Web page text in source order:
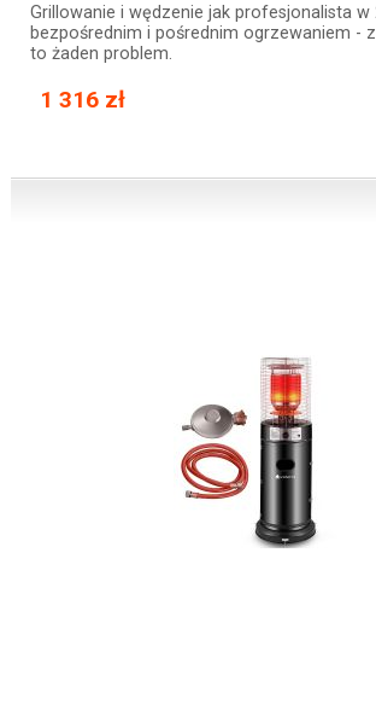
Grillowanie i wędzenie jak profesjonalista
bezpośrednim i pośrednim ogrzewaniem -
to żaden problem.
1 316 zł